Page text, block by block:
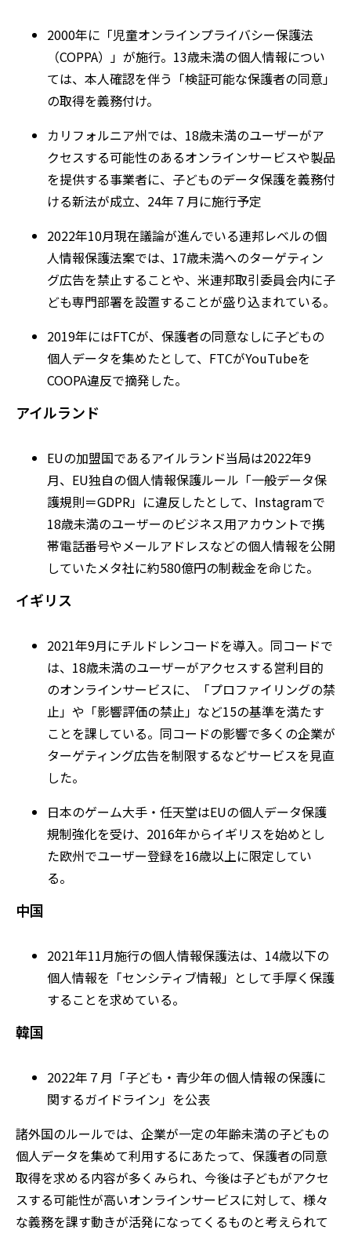
2000年に「児童オンラインプライバシー保護法
（COPPA）」が施行。13歳未満の個人情報につい
ては、本人確認を伴う「検証可能な保護者の同意」
の取得を義務付け。
カリフォルニア州では、18歳未満のユーザーがア
クセスする可能性のあるオンラインサービスや製品
を提供する事業者に、子どものデータ保護を義務付
ける新法が成立、24年７月に施行予定
2022年10月現在議論が進んでいる連邦レベルの個
人情報保護法案では、17歳未満へのターゲティン
グ広告を禁止することや、米連邦取引委員会内に子
ども専門部署を設置することが盛り込まれている。
2019年にはFTCが、保護者の同意なしに子どもの
個人データを集めたとして、FTCがYouTubeを
COOPA違反で摘発した。
アイルランド
EUの加盟国であるアイルランド当局は2022年9
月、EU独自の個人情報保護ルール「一般データ保
護規則＝GDPR」に違反したとして、Instagramで
18歳未満のユーザーのビジネス用アカウントで携
帯電話番号やメールアドレスなどの個人情報を公開
していたメタ社に約580億円の制裁金を命じた。
イギリス
2021年9月にチルドレンコードを導入。同コードで
は、18歳未満のユーザーがアクセスする営利目的
のオンラインサービスに、「プロファイリングの禁
止」や「影響評価の禁止」など15の基準を満たす
ことを課している。同コードの影響で多くの企業が
ターゲティング広告を制限するなどサービスを見直
した。
日本のゲーム大手・任天堂はEUの個人データ保護
規制強化を受け、2016年からイギリスを始めとし
た欧州でユーザー登録を16歳以上に限定してい
る。
中国
2021年11月施行の個人情報保護法は、14歳以下の
個人情報を「センシティブ情報」として手厚く保護
することを求めている。
韓国
2022年７月「子ども・青少年の個人情報の保護に
関するガイドライン」を公表
諸外国のルールでは、企業が一定の年齢未満の子どもの
個人データを集めて利用するにあたって、保護者の同意
取得を求める内容が多くみられ、今後は子どもがアクセ
スする可能性が高いオンラインサービスに対して、様々
な義務を課す動きが活発になってくるものと考えられて